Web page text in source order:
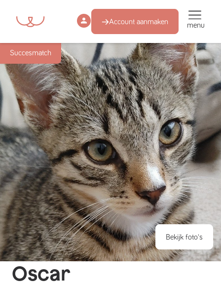
Account aanmaken menu
Succesmatch
Bekijk foto's
Oscar